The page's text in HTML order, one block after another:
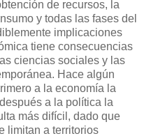
de recursos, la
y todas las fases del
implicaciones
tiene consecuencias
ciencias sociales y las
Hace algún
a la economía la
a la política la
más difícil, dado que
limitan a territorios